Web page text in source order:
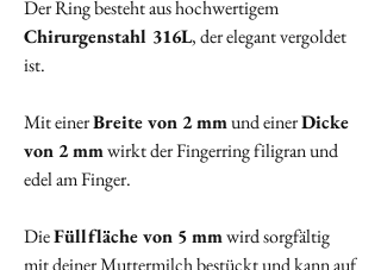
Der Ring besteht aus hochwertigem
Chirurgenstahl 316L, der elegant vergoldet
ist.
Mit einerBreite von 2 mmund einerDicke
von 2 mmwirkt der Fingerring filigran und
edel am Finger.
DieFüllfläche von 5 mmwird sorgfältig
mit deiner Muttermilch bestückt und kann auf